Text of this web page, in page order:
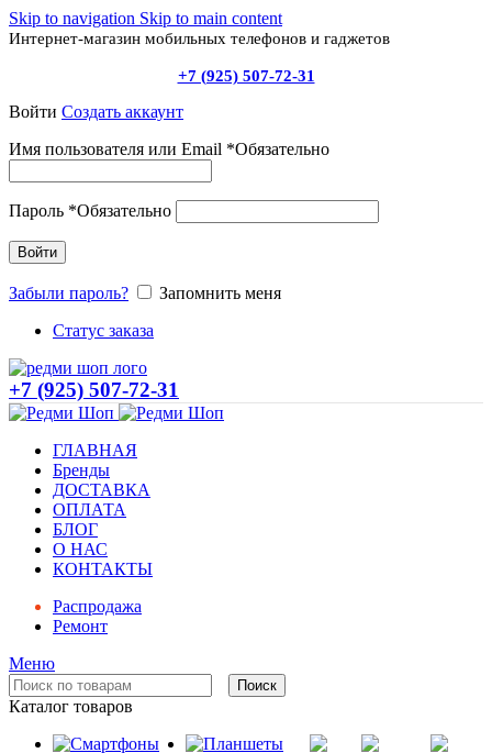
Skip to navigation Skip to main content
Интернет-магазин мобильных телефонов и гаджетов
+7 (925) 507-72-31
Войти Создать аккаунт
Имя пользователя или Email *Обязательно
Пароль *Обязательно
Войти
Забыли пароль?
Запомнить меня
Статус заказа
+7 (925) 507-72-31
ГЛАВНАЯ
Бренды
ДОСТАВКА
ОПЛАТА
БЛОГ
О НАС
КОНТАКТЫ
Распродажа
Ремонт
Меню
Поиск
Каталог товаров